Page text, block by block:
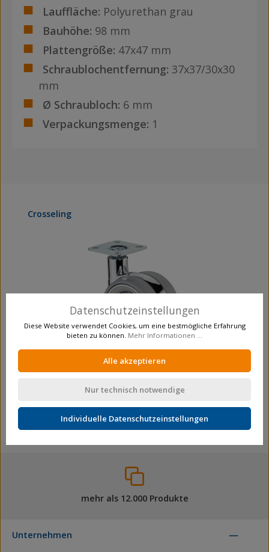
Lauffläche: Polyurethan grau
Bauhöhe: 98 mm
Plattengröße: 47x47 mm
Schraublochentfernung: 37x37/30x30
mm
Ø Schraubloch: 6 mm
Verpackungsmenge: 1
Produktgalerie überspringen
Crosseling
Design-Doppelrolle
mehr als 12.000 Produkte
Unternehmen
Datenschutzeinstellungen
Diese Website verwendet Cookies, um eine bestmögliche Erfahrung
bieten zu können. Mehr Informationen ...
Alle akzeptieren
Nur technisch notwendige
Individuelle Datenschutzeinstellungen